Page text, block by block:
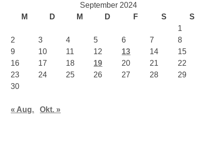
September 2024
M
D M D F S
S
1
2
3 4 5 6 7
8
9
10 11 12 13 14
15
16
17 18 19 20 21
22
23
24 25 26 27 28
29
30
« Aug. Okt. »